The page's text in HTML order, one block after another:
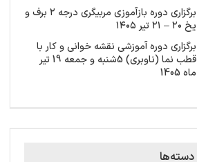
برگزاری دوره بازآموزی مربیگری درجه ۲ برف و
یخ ۲۰ – ۲۱ تیر ۱۴۰۵
برگزاری دوره آموزشی نقشه خوانی و کار با
قطب نما (ناوبری) 5شنبه و جمعه 19 تیر
ماه 1405
دسته‌ها